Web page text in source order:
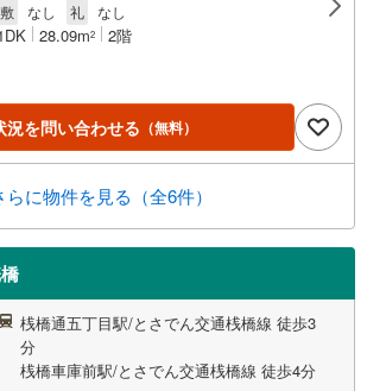
敷
なし 礼 なし
28.09m2 2階
況を問い合わせる （無料）
らに物件を見る（全6件）
桟橋通五丁目駅/とさでん交通桟橋線 徒歩3
分
桟橋車庫前駅/とさでん交通桟橋線 徒歩4分